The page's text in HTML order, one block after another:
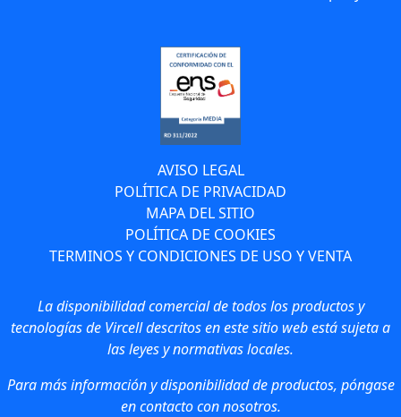
AVISO LEGAL
POLÍTICA DE PRIVACIDAD
MAPA DEL SITIO
POLÍTICA DE COOKIES
TERMINOS Y CONDICIONES DE USO Y VENTA
La disponibilidad comercial de todos los productos y
tecnologías de Vircell descritos en este sitio web está sujeta a
las leyes y normativas locales.
Para más información y disponibilidad de productos, póngase
en contacto con nosotros.